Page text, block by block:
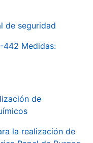
de seguridad
442 Medidas:
de
la realización de